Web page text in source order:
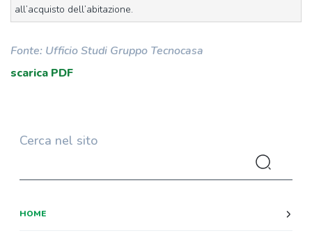
all’acquisto dell’abitazione.
Fonte: Ufficio Studi Gruppo Tecnocasa
scarica PDF
Cerca nel sito
HOME